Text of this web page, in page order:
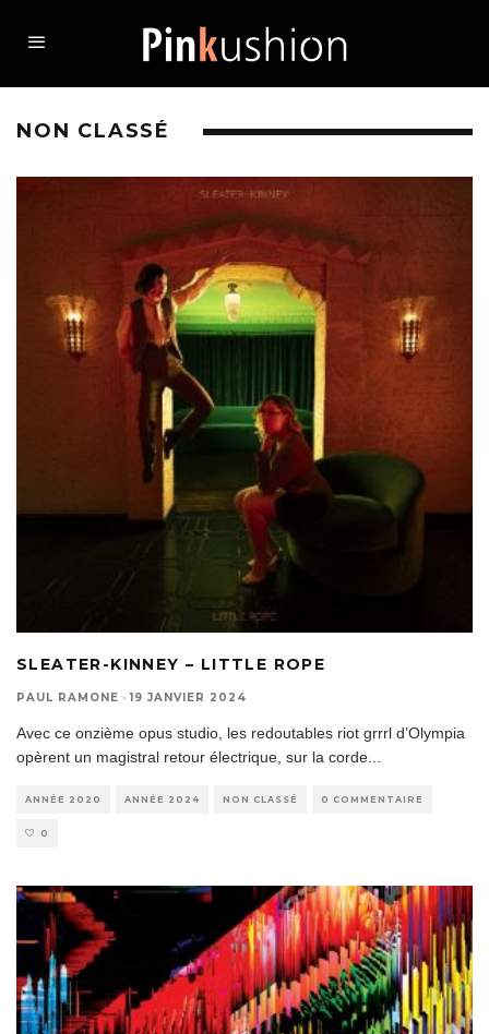
NON CLASSÉ
SLEATER-KINNEY – LITTLE ROPE
PAUL RAMONE · 19 JANVIER 2024
Avec ce onzième opus studio, les redoutables riot grrrl d’Olympia
opèrent un magistral retour électrique, sur la corde
ANNÉE 2020 ANNÉE 2024 NON CLASSÉ 0 COMMENTAIRE
0